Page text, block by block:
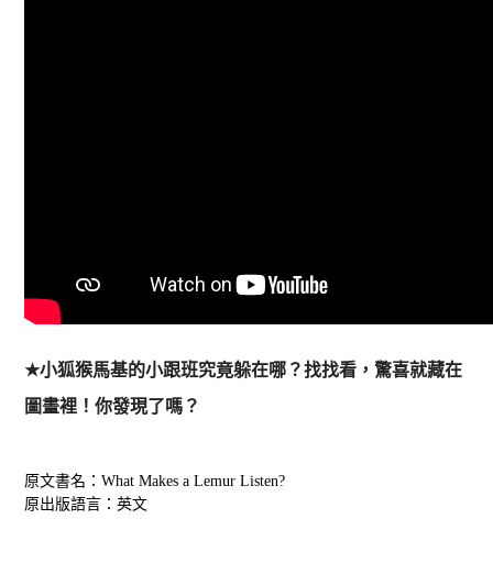
★小狐猴馬基的小跟班究竟躲在哪？找找看，驚喜就藏在
圖畫裡！你發現了嗎？
原文書名：What Makes a Lemur Listen?
原出版語言：英文